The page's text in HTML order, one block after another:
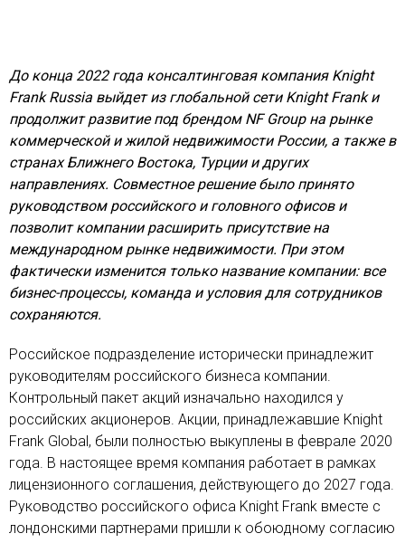
До конца 2022 года консалтинговая компания Knight
Frank Russia выйдет из глобальной сети Knight Frank и
продолжит развитие под брендом NF Group на рынке
коммерческой и жилой недвижимости России, а также в
странах Ближнего Востока, Турции и других
направлениях. Совместное решение было принято
руководством российского и головного офисов и
позволит компании расширить присутствие на
международном рынке недвижимости. При этом
фактически изменится только название компании: все
бизнес-процессы, команда и условия для сотрудников
сохраняются.
Российское подразделение исторически принадлежит
руководителям российского бизнеса компании.
Контрольный пакет акций изначально находился у
российских акционеров. Акции, принадлежавшие Knight
Frank Global, были полностью выкуплены в феврале 2020
года. В настоящее время компания работает в рамках
лицензионного соглашения, действующего до 2027 года.
Руководство российского офиса Knight Frank вместе с
лондонскими партнерами пришли к обоюдному согласию